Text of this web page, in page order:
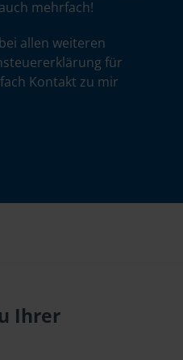
mehrfach!
allen weiteren
für
Kontakt zu mir
Ihrer